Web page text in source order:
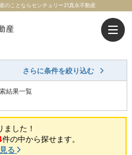
のことならセンチュリー21真永不動産
さらに条件を絞り込む
結果一覧
ました！
件の中から探せます。
る